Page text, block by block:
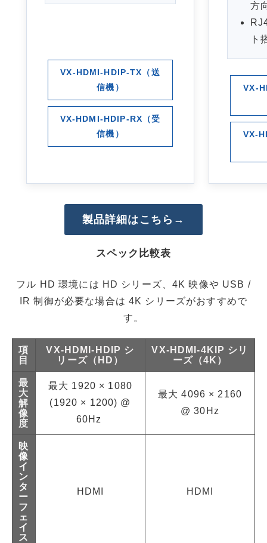
VX-HDMI-HDIP-TX（送
信機）
VX-HDMI-HDIP-RX（受
信機）
方
ト
VX-
VX-
製品詳細はこちら→
スペック比較表
フル HD 環境には HD シリーズ、4K 映像や USB /
IR 制御が必要な場合は 4K シリーズがおすすめで
す。
項
目
VX-HDMI-HDIP シ
リーズ（HD）
VX-HDMI-4KIP シリ
ーズ（4K）
最
大
解
像
度
最大 1920 × 1080
(1920 × 1200) @
60Hz
最大 4096 × 2160
@ 30Hz
映
像
イ
ン
タ
ー
フ
ェ
イ
ス
HDMI HDMI